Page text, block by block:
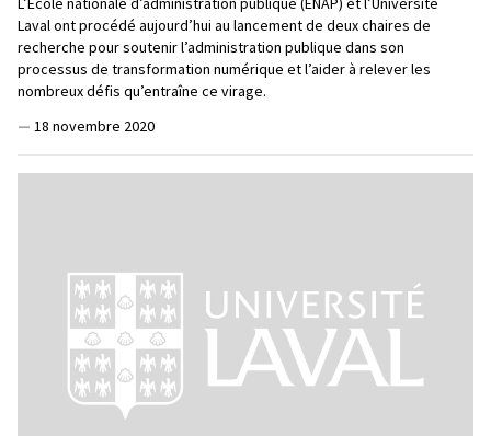
Laval ont procédé aujourd’hui au lancement de deux chaires de
recherche pour soutenir l’administration publique dans son
processus de transformation numérique et l’aider à relever les
nombreux défis qu’entraîne ce virage.
— 18 novembre 2020